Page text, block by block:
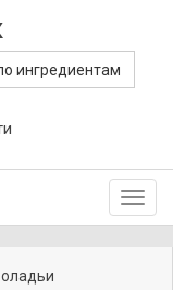
ингредиентам